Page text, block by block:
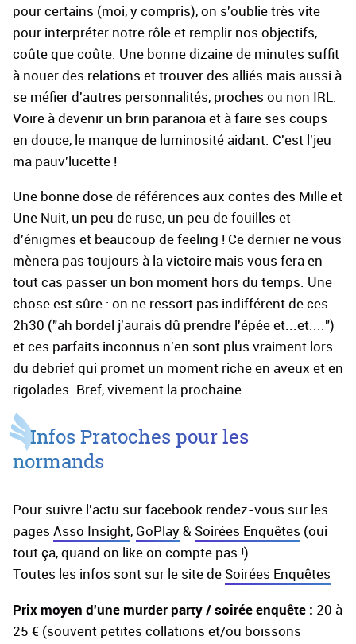
pour certains (moi, y compris), on s'oublie très vite
pour interpréter notre rôle et remplir nos objectifs,
coûte que coûte. Une bonne dizaine de minutes suffit
à nouer des relations et trouver des alliés mais aussi à
se méfier d'autres personnalités, proches ou non IRL.
Voire à devenir un brin paranoïa et à faire ses coups
en douce, le manque de luminosité aidant. C'est l'jeu
ma pauv'lucette !
Une bonne dose de références aux contes des Mille et
Une Nuit, un peu de ruse, un peu de fouilles et
d'énigmes et beaucoup de feeling ! Ce dernier ne vous
mènera pas toujours à la victoire mais vous fera en
tout cas passer un bon moment hors du temps. Une
chose est sûre : on ne ressort pas indifférent de ces
2h30 ("ah bordel j'aurais dû prendre l'épée et...et....")
et ces parfaits inconnus n'en sont plus vraiment lors
du debrief qui promet un moment riche en aveux et en
rigolades. Bref, vivement la prochaine.
Infos Pratoches pour les
normands
Pour suivre l'actu sur facebook rendez-vous sur les
pages Asso Insight, GoPlay & Soirées Enquêtes (oui
tout ça, quand on like on compte pas !)
Toutes les infos sont sur le site de Soirées Enquêtes
Prix moyen d'une murder party / soirée enquête : 20 à
25 € (souvent petites collations et/ou boissons